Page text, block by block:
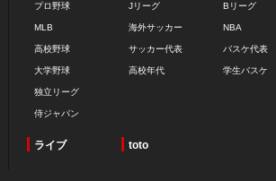
プロ野球
MLB
高校野球
大学野球
独立リーグ
侍ジャパン
Jリーグ
海外サッカー
サッカー代表
高校年代
Bリーグ
NBA
バスケ代表
学生バスケ
ライブ toto